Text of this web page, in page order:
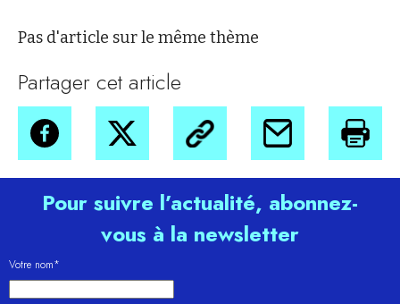
Pas d'article sur le même thème
Partager cet article
Pour suivre l’actualité, abonnez-
vous à la newsletter
Votre nom*